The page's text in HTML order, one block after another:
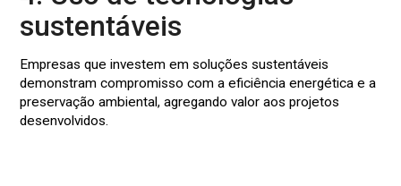
sustentáveis
Empresas que investem em soluções sustentáveis
demonstram compromisso com a eficiência energética e a
preservação ambiental, agregando valor aos projetos
desenvolvidos.